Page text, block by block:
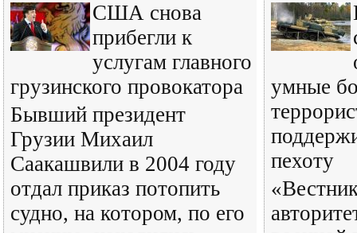
США снова
прибегли к
услугам главного
грузинского провокатора
Бывший президент
Грузии Михаил
Саакашвили в 2004 году
отдал приказ потопить
судно, на котором, по его
умные
пехоту